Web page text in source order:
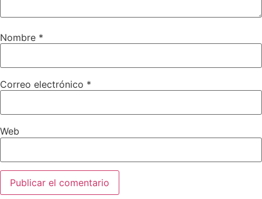
Nombre *
Correo electrónico *
Web